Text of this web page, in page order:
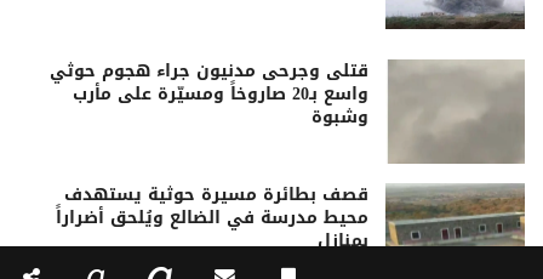
قتلى وجرحى مدنيون جراء هجوم حوثي
واسع بـ20 صاروخاً ومسيّرة على مأرب
وشبوة
قصف بطائرة مسيرة حوثية يستهدف
محيط مدرسة في الضالع ويُلحق أضراراً
بمنازل